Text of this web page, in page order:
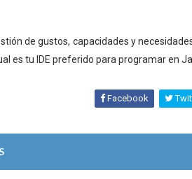
de gustos, capacidades y
es tu IDE preferido para programar en
Facebook